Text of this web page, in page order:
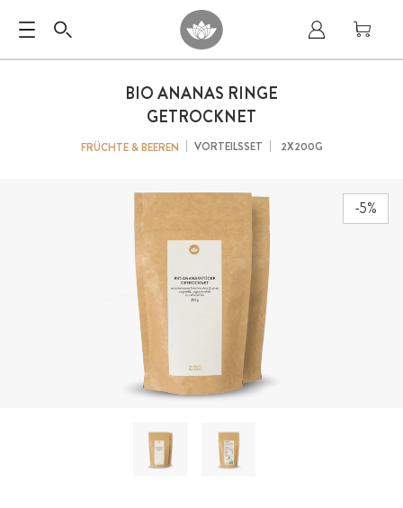
-5%
BIO ANANAS RINGE
GETROCKNET
FRÜCHTE & BEEREN VORTEILSSET 2X200G